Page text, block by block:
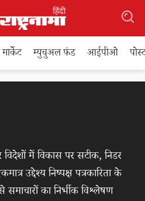
म्युचुअल फंड आईपीओ
विदेशों में विकास पर सटीक, निडर
उद्देश्य निष्पक्ष पत्रकारिता के
का निर्भीक विश्लेषण